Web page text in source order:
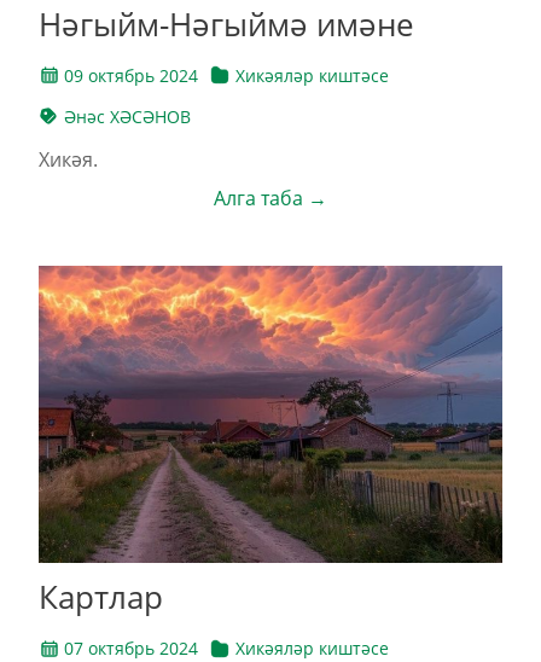
Нәгыйм-Нәгыймә имәне
09 октябрь 2024
Хикәяләр киштәсе
Әнәс ХӘСӘНОВ
Хикәя.
Алга таба →
Картлар
07 октябрь 2024
Хикәяләр киштәсе